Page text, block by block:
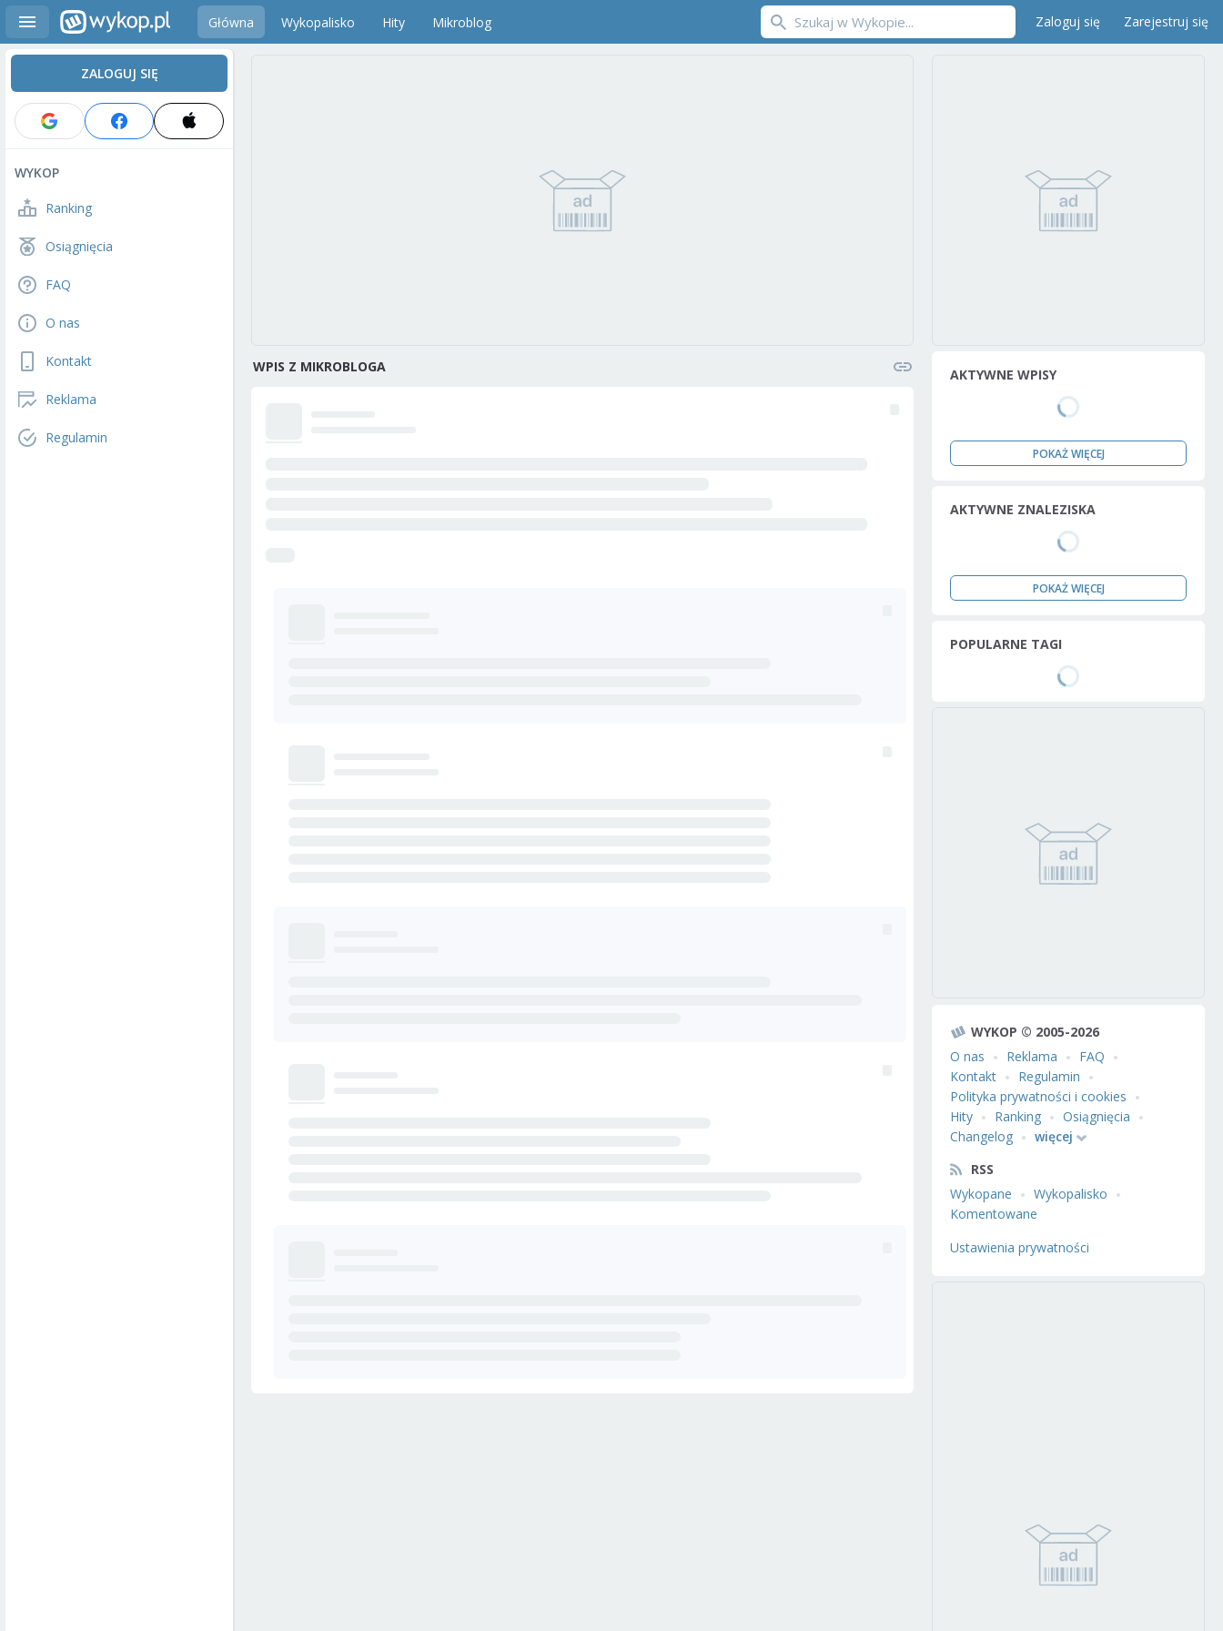
Główna Wykopalisko Hity Mikroblog Zaloguj się Zarejestruj się
ZALOGUJ SIĘ
WYKOP
Ranking
Osiągnięcia
FAQ
O nas
Kontakt
Reklama
Regulamin
WPIS Z MIKROBLOGA AKTYWNE WPISY
POKAŻ WIĘCEJ
AKTYWNE ZNALEZISKA
POKAŻ WIĘCEJ
POPULARNE TAGI
WYKOP © 2005-2026
O nas
Reklama
FAQ
Kontakt
Regulamin
Polityka prywatności i cookies
Hity
Ranking
Osiągnięcia
Changelog
więcej
RSS
Wykopane
Wykopalisko
Komentowane
Ustawienia prywatności